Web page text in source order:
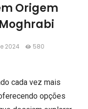
Origem
2024
580
cada vez mais
opções